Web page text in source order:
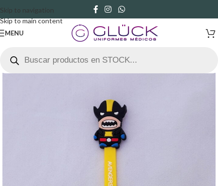
Skip to navigation
Skip to main content
MENU